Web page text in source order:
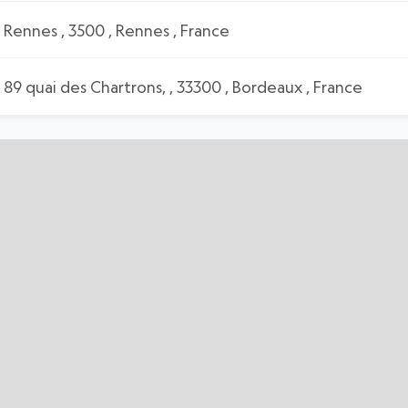
Rennes , 3500 , Rennes , France
89 quai des Chartrons, , 33300 , Bordeaux , France